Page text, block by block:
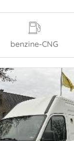
benzine-CNG